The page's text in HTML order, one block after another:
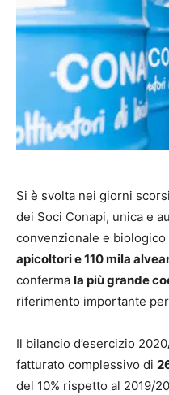
Si è svolta nei giorni
dei Soci Conapi, unica e
convenzionale e
apicoltori e 110 mila
conferma la più grande
riferimento importante
Il bilancio d’esercizio
fatturato complessivo di
del 10% rispetto al 2019/